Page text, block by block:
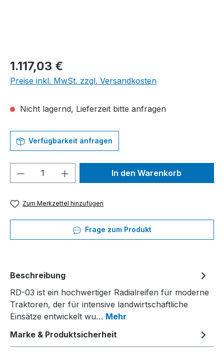
Regulärer Preis:
1.117,03 €
Preise inkl. MwSt. zzgl. Versandkosten
Nicht lagernd, Lieferzeit bitte anfragen
Verfügbarkeit anfragen
Produkt Anzahl: Gib denIn den Warenkorb
Zum Merkzettel hinzufügen
Frage zum Produkt
Beschreibung
RD-03 ist ein hochwertiger Radialreifen für moderne
Traktoren, der für intensive landwirtschaftliche
Einsätze entwickelt wu… Mehr
Marke & Produktsicherheit